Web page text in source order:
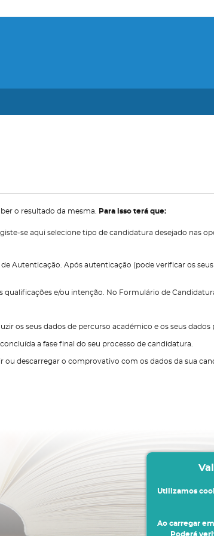
o resultado da mesma. Para isso terá que:
se aqui selecione tipo de candidatura desejado nas
Autenticação. Após autenticação (pode verificar os
e/ou intenção. No Formulário de
os seus dados de percurso académico e os seus dados
a fase final do seu processo de candidatura.
descarregar o comprovativo com os dados da sua
Utilizamos
Ao carregar
Poderá